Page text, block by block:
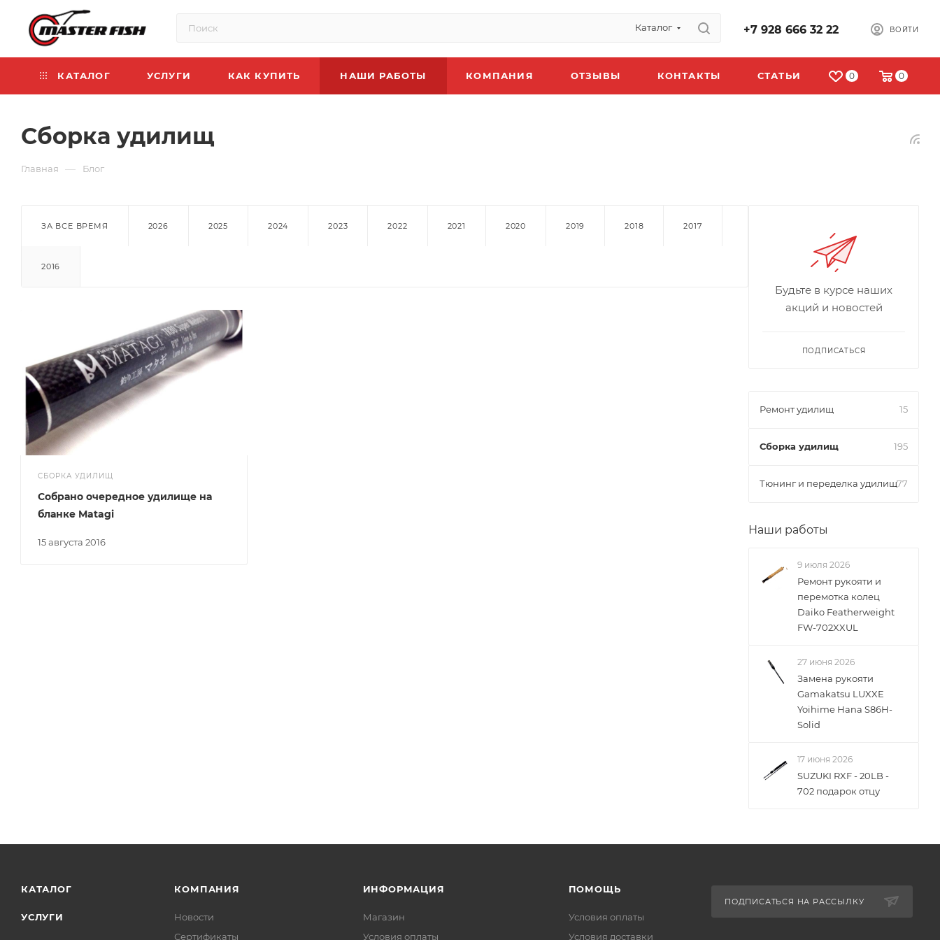
Каталог +7 928 666 32 22 ВОЙТИ
0 0
КАТАЛОГ УСЛУГИ КАК КУПИТЬ НАШИ РАБОТЫ КОМПАНИЯ ОТЗЫВЫ КОНТАКТЫ СТАТЬИ
Сборка удилищ
Главная — Блог
ЗА ВСЕ ВРЕМЯ 2026 2025 2024 2023 2022 2021 2020 2019 2018 2017
2016
СБОРКА УДИЛИЩ
15 августа 2016
Собрано очередное удилище на
бланке Matagi
Будьте в курсе наших
акций и новостей
ПОДПИСАТЬСЯ
Ремонт удилищ 15
Сборка удилищ 195
Тюнинг и переделка удилищ77
Наши работы
9 июля 2026
Ремонт рукояти и
перемотка колец
Daiko Featherweight
FW-702XXUL
27 июня 2026
Замена рукояти
Gamakatsu LUXXE
Yoihime Hana S86H-
Solid
17 июня 2026
SUZUKI RXF - 20LB -
702 подарок отцу
КАТАЛОГ
УСЛУГИ
КОМПАНИЯ
Новости
Сертификаты
ИНФОРМАЦИЯ
Магазин
Условия оплаты
ПОМОЩЬ
Условия оплаты
Условия доставки
ПОДПИСАТЬСЯ НА РАССЫЛКУ